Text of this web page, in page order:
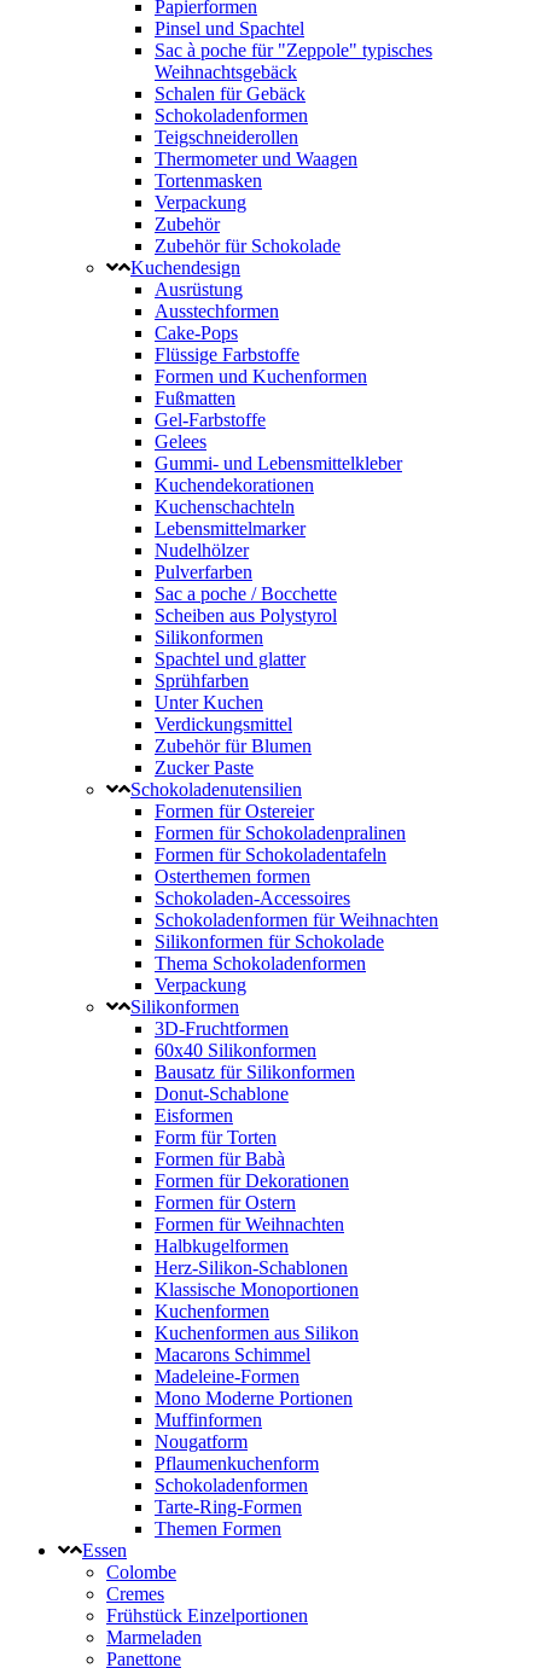
Papierformen
Pinsel und Spachtel
Sac à poche für "Zeppole" typisches
Weihnachtsgebäck
Schalen für Gebäck
Schokoladenformen
Teigschneiderollen
Thermometer und Waagen
Tortenmasken
Verpackung
Zubehör
Zubehör für Schokolade
Kuchendesign
Ausrüstung
Ausstechformen
Cake-Pops
Flüssige Farbstoffe
Formen und Kuchenformen
Fußmatten
Gel-Farbstoffe
Gelees
Gummi- und Lebensmittelkleber
Kuchendekorationen
Kuchenschachteln
Lebensmittelmarker
Nudelhölzer
Pulverfarben
Sac a poche / Bocchette
Scheiben aus Polystyrol
Silikonformen
Spachtel und glatter
Sprühfarben
Unter Kuchen
Verdickungsmittel
Zubehör für Blumen
Zucker Paste
Schokoladenutensilien
Formen für Ostereier
Formen für Schokoladenpralinen
Formen für Schokoladentafeln
Osterthemen formen
Schokoladen-Accessoires
Schokoladenformen für Weihnachten
Silikonformen für Schokolade
Thema Schokoladenformen
Verpackung
Silikonformen
3D-Fruchtformen
60x40 Silikonformen
Bausatz für Silikonformen
Donut-Schablone
Eisformen
Form für Torten
Formen für Babà
Formen für Dekorationen
Formen für Ostern
Formen für Weihnachten
Halbkugelformen
Herz-Silikon-Schablonen
Klassische Monoportionen
Kuchenformen
Kuchenformen aus Silikon
Macarons Schimmel
Madeleine-Formen
Mono Moderne Portionen
Muffinformen
Nougatform
Pflaumenkuchenform
Schokoladenformen
Tarte-Ring-Formen
Themen Formen
Essen
Colombe
Cremes
Frühstück Einzelportionen
Marmeladen
Panettone